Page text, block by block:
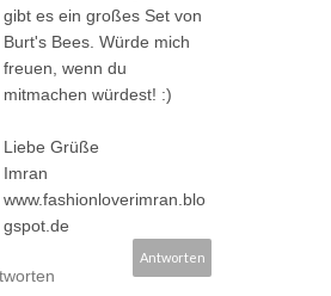
gibt es ein großes Set von
Burt's Bees. Würde mich
freuen, wenn du
mitmachen würdest! :)
Liebe Grüße
Imran
www.fashionloverimran.blo
gspot.de
Antworten